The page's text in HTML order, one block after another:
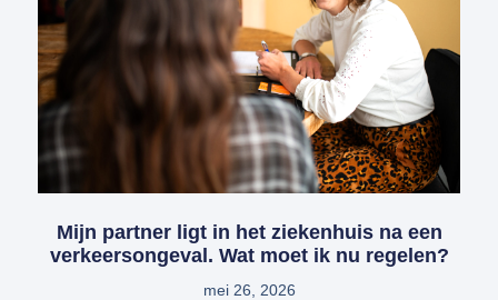
Mijn partner ligt in het ziekenhuis na een
verkeersongeval. Wat moet ik nu regelen?
mei 26, 2026